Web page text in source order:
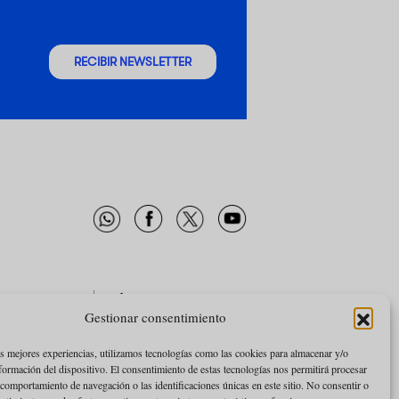
Gestionar consentimiento
mejores experiencias, utilizamos tecnologías como las cookies para almacenar y/o
del dispositivo. El consentimiento de estas tecnologías nos permitirá procesar
de navegación o las identificaciones únicas en este sitio. No consentir o
RECIBIR NEWSLETTER
FACEBOOK
TWITTER
YOUTUBE